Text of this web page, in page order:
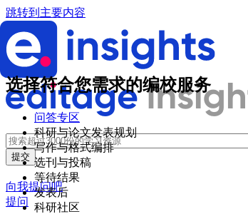
跳转到主要内容
向我提问吧
提问
选择符合您需求的编校服务
问答专区
科研与论文发表规划
写作与格式编排
选刊与投稿
等待结果
发表后
科研社区